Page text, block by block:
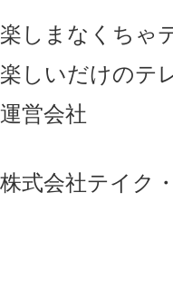
楽しまなくちゃ
楽しいだけのテ
運営会社
株式会社テイク